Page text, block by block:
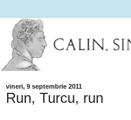
vineri, 9 septembrie 2011
Run, Turcu, run